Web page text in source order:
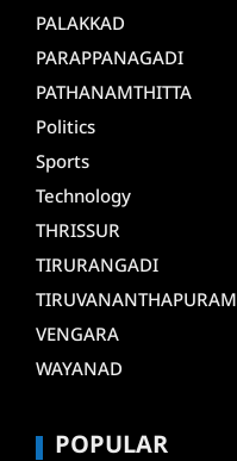
PALAKKAD
PARAPPANAGADI
PATHANAMTHITTA
Politics
Sports
Technology
THRISSUR
TIRURANGADI
TIRUVANANTHAPURAM
VENGARA
WAYANAD
POPULAR